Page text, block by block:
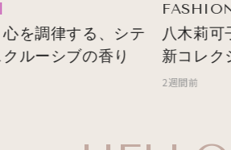
調律する、シテ
ルーシブの香り
FASHION
八木莉可
新コレク
2週間前